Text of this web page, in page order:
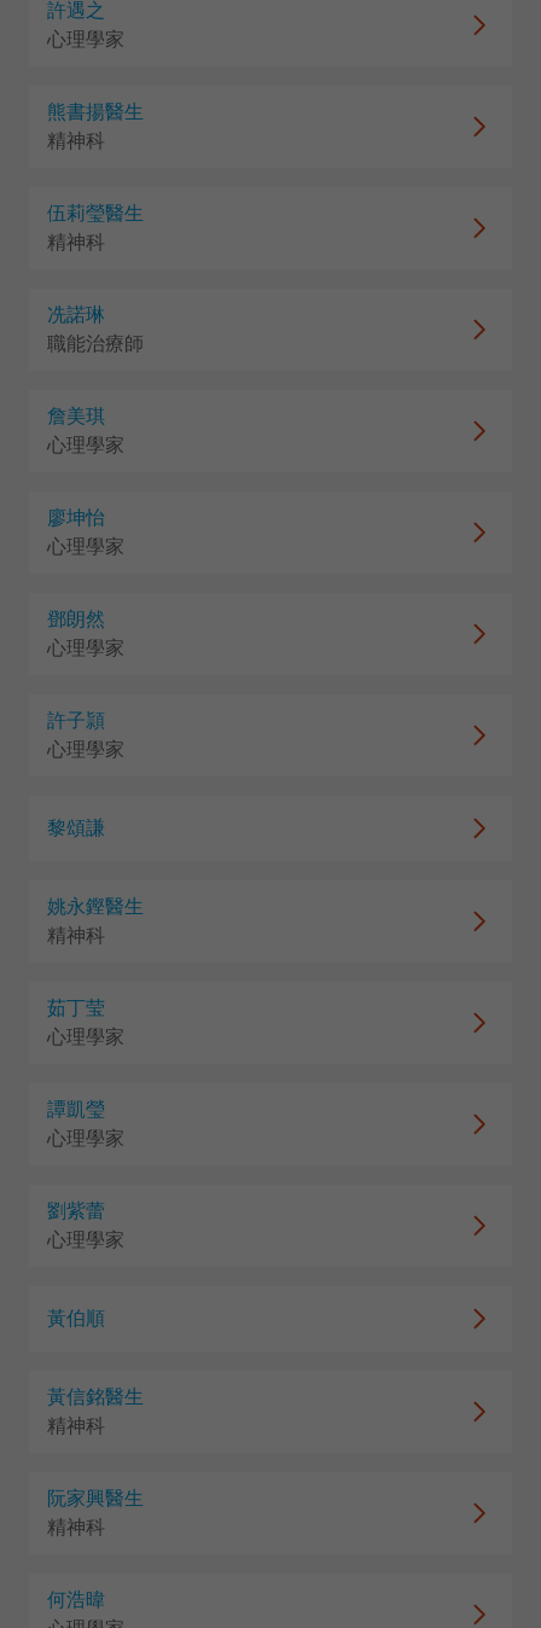
許遇之
心理學家
熊書揚醫生
精神科
伍莉瑩醫生
精神科
冼諾琳
職能治療師
詹美琪
心理學家
廖坤怡
心理學家
鄧朗然
心理學家
許子頴
心理學家
黎頌謙
姚永鏗醫生
精神科
茹丁莹
心理學家
譚凱瑩
心理學家
劉紫蕾
心理學家
黃伯順
黃信銘醫生
精神科
阮家興醫生
精神科
何浩暐